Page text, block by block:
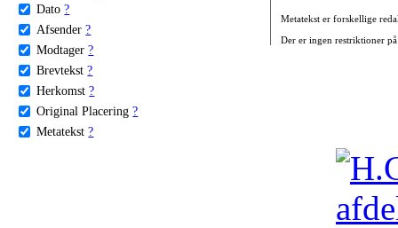
Dato ?
Afsender ?
Modtager ?
Brevtekst ?
Herkomst ?
Original Placering ?
Metatekst ?
Metatekst er forskellige
Der er ingen restriktioner